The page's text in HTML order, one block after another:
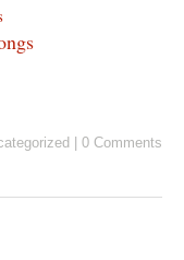
0 Comments